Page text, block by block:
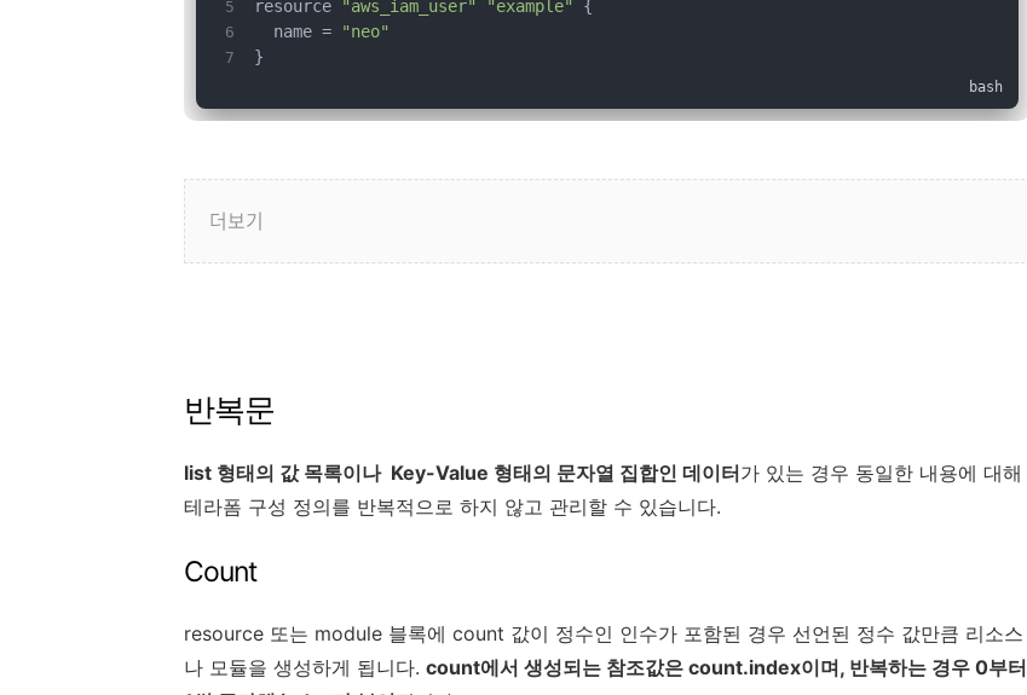
resource "aws_iam_user" "example"
{
name =
"neo"
}
더보기
반복문
list 형태의 값 목록이나 Key-Value 형태의 문자열 집합인 데이터가 있는 경우 동일한 내용에 대해
테라폼 구성 정의를 반복적으로 하지 않고 관리할 수 있습니다.
Count
resource 또는 module 블록에 count 값이 정수인 인수가 포함된 경우 선언된 정수 값만큼 리소스
나 모듈을 생성하게 됩니다. count에서 생성되는 참조값은 count.index이며, 반복하는 경우 0부터